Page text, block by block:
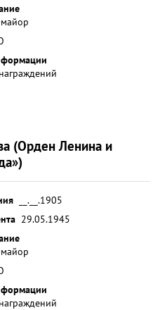
майор
(Орден Ленина и
__.__.1905
29.05.1945
майор